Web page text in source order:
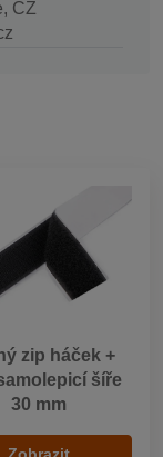
CZ
zip háček +
šíře
30 mm